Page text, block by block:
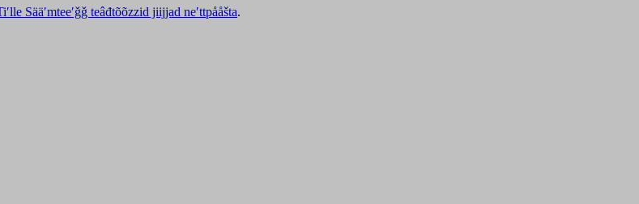
Sääʹmteeʹǧǧ teâđtõõzzid jiijjad neʹttpååšta.